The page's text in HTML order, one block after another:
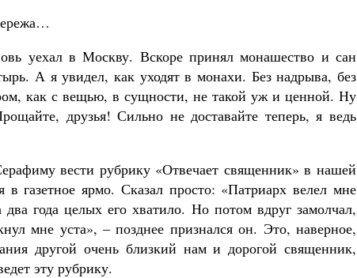
уехал в Москву. Вскоре принял монашество и сан
А я увидел, как уходят в монахи. Без надрыва, без
как с вещью, в сущности, не такой уж и ценной. Ну
друзья! Сильно не доставайте теперь, я ведь
вести рубрику «Отвечает священник» в нашей
в газетное ярмо. Сказал просто: «Патриарх велел мне
два года целых его хватило. Но потом вдруг замолчал,
мне уста», – позднее признался он. Это, наверное,
другой очень близкий нам и дорогой священник,
эту рубрику.